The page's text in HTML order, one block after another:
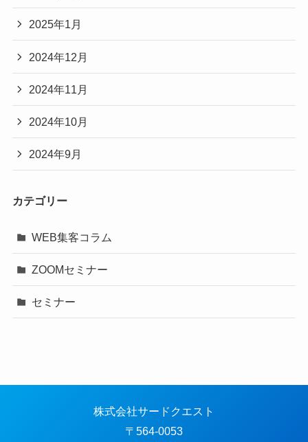
2025年1月
2024年12月
2024年11月
2024年10月
2024年9月
カテゴリー
WEB集客コラム
ZOOMセミナー
セミナー
株式会社サードクエスト
〒564-0053